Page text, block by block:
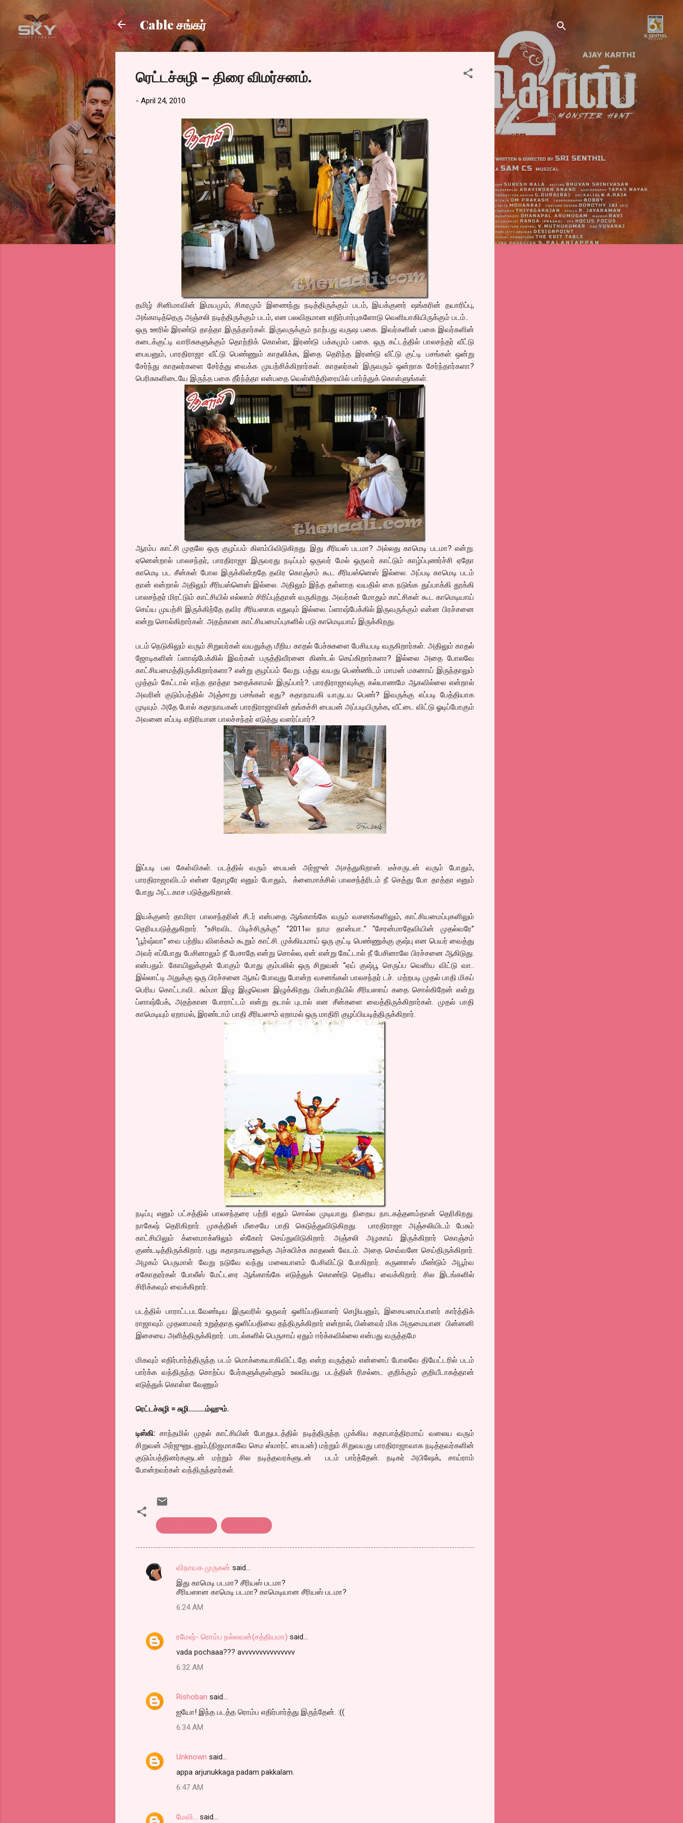
Skip to main content
Cable சங்கர்
ரெட்டச்சுழி – திரை விமர்சனம்.
- April 24, 2010
தமிழ் சினிமாவின் இமயமும், சிகரமும் இணைந்து நடித்திருக்கும் படம், இயக்குனர் ஷங்கரின் தயாரிப்பு,
அங்காடித்தெரு அஞ்சலி நடித்திருக்கும் படம், என பலவிதமான எதிர்பார்புகளோடு வெளியாகியிருக்கும் படம்..
ஒரு ஊரில் இரண்டு தாத்தா இருந்தார்கள். இருவருக்கும் நாற்பது வருஷ பகை. இவர்களின் பகை இவர்களின்
கடைக்குட்டி வாரிசுகளுக்கும் தொற்றிக் கொள்ள, இரண்டு பக்கமும் பகை. ஒரு கட்டத்தில் பாலசந்தர் வீட்டு
பையனும், பாரதிராஜா வீட்டு பெண்ணும் காதலிக்க, இதை தெரிந்த இரண்டு வீட்டு குட்டி பசங்கள் ஒன்று
சேர்ந்து காதலர்களை சேர்த்து வைக்க முயற்சிக்கிறார்கள். காதலர்கள் இருவரும் ஒன்றாக சேர்ந்தார்களா?
பெரிசுகளிடையே இருந்த பகை தீர்ந்த்தா என்பதை வெள்ளித்திரையில் பார்த்துக் கொள்ளுங்கள்.
ஆரம்ப காட்சி முதலே ஒரு குழப்பம் கிளம்பிவிடுகிறது. இது சீரியஸ் படமா? அல்லது காமெடி படமா? என்று.
ஏனென்றால் பாலசந்தர், பாரதிராஜா இருவரது நடிப்பும் ஒருவர் மேல் ஒருவர் காட்டும் காழ்ப்புணர்ச்சி ஏதோ
காமெடி பட சீன்கள் போல இருக்கின்றதே தவிர கொஞ்சம் கூட சீரியஸ்னெஸ் இல்லை. அப்படி காமெடி படம்
தான் என்றால் அதிலும் சீரியஸ்னெஸ் இல்லை. அதிலும் இந்த தள்ளாத வயதில் கை நடுங்க துப்பாக்கி தூக்கி
பாலசந்தர் மிரட்டும் காட்சியில் எல்லாம் சிரிப்புத்தான் வருகிறது. அவர்கள் மோதும் காட்சிகள் கூட காமெடியாய்
செய்ய முயற்சி இருக்கிற்தே தவிர சீரியஸாக எதுவும் இல்லை. ப்ளாஷ்பேக்கில் இருவருக்கும் என்ன பிரச்சனை
என்று சொல்கிறார்கள். அதற்கான காட்சியமைப்புகளில் படு காமெடியாய் இருக்கிறது.
படம் நெடுகிலும் வரும் சிறுவர்கள் வயதுக்கு மீறிய காதல் பேச்சுகளை பேசியபடி வருகிறார்கள். அதிலும் காதல்
ஜோடிகளின் ப்ளாஷ்பேக்கில் இவர்கள் பருத்திவீரனை கிண்டல் செய்கிறார்களா? இல்லை அதை போலவே
காட்சியமைத்திருக்கிறார்களா? என்று குழப்பம் வேறு. பத்து வயது பெண்ணிடம் மாமன் மகனாய் இருந்தாலும்
முத்தம் கேட்டால் எந்த தாத்தா உதைக்காமல் இருப்பார்?. பாரதிராஜாவுக்கு கல்யாணமே ஆகவில்லை என்றால்
அவரின் குடும்பத்தில் அஞ்சாறு பசங்கள் ஏது? கதாநாயகி யாருடய பெண்? இவருக்கு எப்படி பேத்தியாக
முடியும். அதே போல் கதாநாயகன் பாரதிராஜாவின் தங்கச்சி பையன் அப்படியிருக்க, வீட்டை விட்டு ஓடிப்போகும்
அவனை எப்படி எதிரியான பாலச்சந்தர் எடுத்து வளர்ப்பார்?.
இப்படி பல கேள்விகள். படத்தில் வரும் பையன் அர்ஜுன் அசத்துகிறான். டீச்சருடன் வரும் போதும்,
பாரதிராஜாவிடம் என்ன தோழரே எனும் போதும், க்ளைமாக்சில் பாலசந்த்ரிடம் நீ செத்து போ தாத்தா எனும்
போது அட்டகாச படுத்துகிறான்.
இயக்குனர் தாமிரா பாலசந்தரின் சீடர் என்பதை ஆங்காங்கே வரும் வசனங்களிலும், காட்சியமைப்புகளிலும்
தெரியபடுத்துகிறார். ”உசிரவிட பிடிச்சிருக்கு” ”2011ல நாம தான்யா..” “சேரன்மாதேவியின் முதல்வரே”
“பூர்ஷ்வா” வை பற்றிய விளக்கம் கூறும் காட்சி. முக்கியமாய் ஒரு குட்டி பெண்ணுக்கு குஷ்பு என பெயர் வைத்து
அவர் எப்போது பேசினாலும் நீ பேசாதே என்று சொல்ல, ஏன் என்று கேட்டால் நீ பேசினாலே பிரச்சனை ஆகிடுது.
என்பதும். கோயிலுக்குள் போகும் போது கும்பலில் ஒரு சிறுவன் “ஏய் குஷ்பூ செருப்ப வெளிய விட்டு வா..
இல்லாட்டி அதுக்கு ஒரு பிரச்சனை ஆகப் போவுது போன்ற வசனங்கள் பாலசந்தர் டச். மற்றபடி முதல் பாதி மிகப்
பெரிய கொட்டாவி.. சும்மா இழு இழுவென இழுக்கிறது. பின்பாதியில் சீரியஸாய் கதை சொல்கிறேன் என்று
ப்ளாஷ்பேக், அதற்கான போராட்டம் என்று தடால் புடால் என சீன்களை வைத்திருக்கிறார்கள். முதல் பாதி
காமெடியும் ஏறாமல், இரண்டாம் பாதி சீரியஸும் ஏறாமல் ஒரு மாதிரி குழப்பியடித்திருக்கிறார்.
நடிப்பு எனும் பட்சத்தில் பாலசந்தரை பற்றி ஏதும் சொல்ல முடியாது. நிறைய நாடகத்தனம்தான் தெரிகிறது.
நாகேஷ் தெரிகிறார். முகத்தின் மீசையே பாதி கெடுத்துவிடுகிறது. பாரதிராஜா அஞ்சலியிடம் பேசும்
காட்சியிலும் க்ளைமாக்ஸிலும் ஸ்கோர் செய்துவிடுகிறார். அஞ்சலி அழகாய் இருக்கிறார் கொஞ்சம்
குண்டடித்திருக்கிறார். புது கதாநாயகனுக்கு அச்சுபிச்சு காதலன் வேடம். அதை செவ்வனே செய்திருக்கிறார்.
அழகம் பெருமாள் வேறு நடுவே வந்து மலையாளம் பேசிவிட்டு போகிறார். கருணாஸ் மீண்டும் அபூர்வ
சகோதரர்கள் போலீஸ் மேட்டரை ஆங்காங்கே எடுத்துக் கொண்டு நெளிய வைக்கிறார். சில இடங்களில்
சிரிக்கவும் வைக்கிறார்.
படத்தில் பாராட்டபடவேண்டிய இருவரில் ஒருவர் ஒளிப்பதிவாளர் செழியனும், இசையமைப்பாளர் கார்த்திக்
ராஜாவும். முதலாமவர் உறுத்தாத ஒளிப்பதிவை தந்திருக்கிறார் என்றால், பின்னவர் மிக அருமையான பின்னனி
இசையை அளித்திருக்கிறார். பாடல்களில் பெருசாய் ஏதும் ஈர்க்கவில்லை என்பது வருத்தமே
மிகவும் எதிர்பார்த்திருந்த படம் மொக்கையாகிவிட்டதே என்ற வருத்தம் என்னைப் போலவே தியேட்டரில் படம்
பார்க்க வந்திருந்த சொற்ப்ப பேர்களுக்குள்ளும் உலவியது. படத்தின் ரிசல்டை குறிக்கும் குறியீடாகத்தான்
எடுத்துக் கொள்ள வேணும்
ரெட்டச்சுழி = சுழி………..ம்ஹும்.
டிஸ்கி:சாந்தமில் முதல் காட்சியின் போதுபடத்தில் நடித்திருந்த முக்கிய கதாபாத்திரமாய் வலைய வரும்
சிறுவன் அர்ஜுனுடனும்,(நிஜமாகவே செம ஸ்மார்ட் பையன்) மற்றும் சிறுவயது பாரதிராஜாவாக நடித்தவர்களின்
குடும்பத்தினர்களுடன் மற்றும் சில நடித்தவரக்ளுடன் படம் பார்த்தேன். நடிகர் அபிஷேக், சாய்ராம்
போன்றவர்கள் வந்திருந்தார்கள்.
C
n
விநாயக முருகன் said…
இது காமெடி படமா? சீரியஸ் படமா?
சீரியஸான காமெடி படமா? காமெடியான சீரியஸ் படமா?
6:24 AM
ரமேஷ்- ரொம்ப நல்லவன்(சத்தியமா) said…
vada pochaaa??? avvvvvvvvvvvvvvv
6:32 AM
Rishoban said…
ஐயோ! இந்த படத்த ரொம்ப எதிர்பார்த்து இருந்தேன். :((
6:34 AM
Unknown said…
appa arjunukkaga padam pakkalam.
6:47 AM
மேவி... said…